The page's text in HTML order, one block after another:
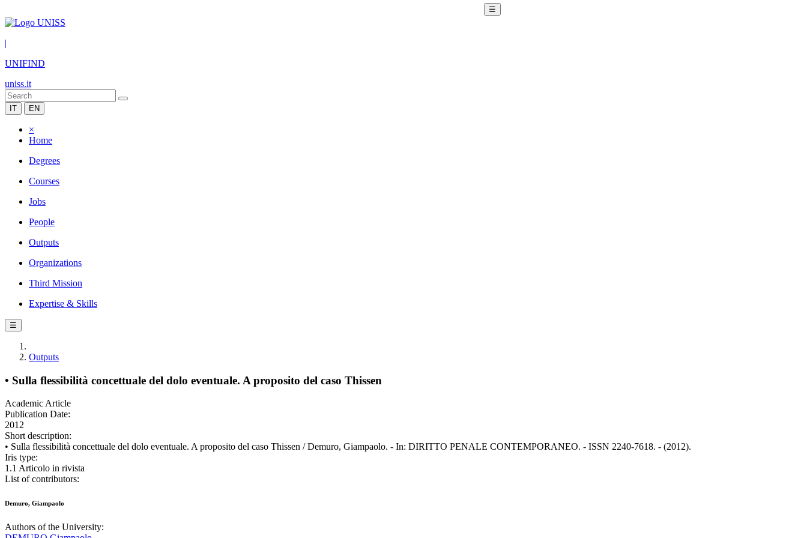
☰
|
UNIFIND
uniss.it
IT EN
×
Home
Degrees
Courses
Jobs
People
Outputs
Organizations
Third Mission
Expertise & Skills
☰
Outputs
• Sulla flessibilità concettuale del dolo eventuale. A proposito del caso Thissen
Academic Article
Publication Date:
2012
Short description:
• Sulla flessibilità concettuale del dolo eventuale. A proposito del caso Thissen / Demuro, Giampaolo. - In: DIRITTO PENALE CONTEMPORANEO. - ISSN 2240-7618. - (2012).
Iris type:
1.1 Articolo in rivista
List of contributors:
Demuro, Giampaolo
Authors of the University: